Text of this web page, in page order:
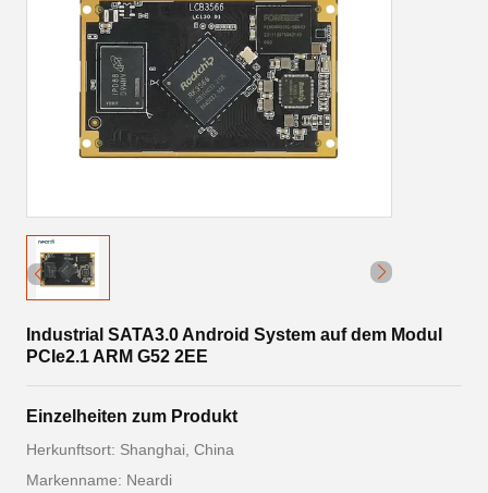
Industrial SATA3.0 Android System auf dem Modul
PCIe2.1 ARM G52 2EE
Einzelheiten zum Produkt
Herkunftsort: Shanghai, China
Markenname: Neardi